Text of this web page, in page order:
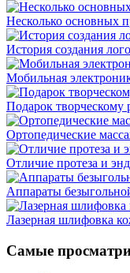
Несколько основных
История создания
Мобильная
Подарок творческому
Ортопедические
Отличие протеза и
Аппараты
Лазерная шлифовка
Самые